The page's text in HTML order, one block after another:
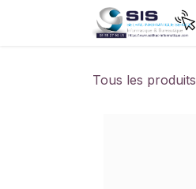
Se rendre au contenu
Tous les produits